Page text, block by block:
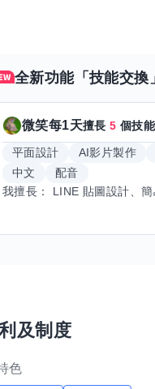
全新功能「技能交換」
微笑每1天擅長5 個技能
平面設計 AI影片製作
中文
配音
及制度
色